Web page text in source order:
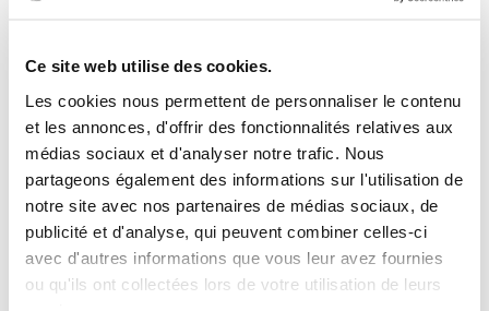
Ce site web utilise des cookies.
Les cookies nous permettent de personnaliser le contenu
et les annonces, d'offrir des fonctionnalités relatives aux
médias sociaux et d'analyser notre trafic. Nous
partageons également des informations sur l'utilisation de
notre site avec nos partenaires de médias sociaux, de
publicité et d'analyse, qui peuvent combiner celles-ci
avec d'autres informations que vous leur avez fournies
ou qu'ils ont collectées lors de votre utilisation de leurs